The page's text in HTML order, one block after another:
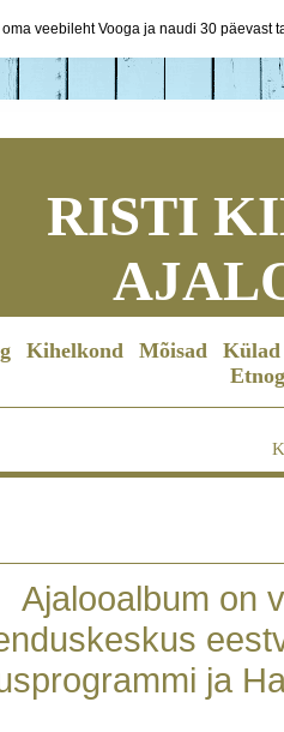
RISTI
Kihelkond Mõisad
Külad
Ajalooalbum on
ja
veebileht Vooga ja naudi 30 päevast